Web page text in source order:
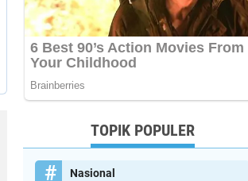
TOPIK POPULER
Nasional